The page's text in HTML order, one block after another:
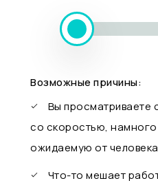
Возможные причины:
Вы просматриваете
со скоростью,
ожидаемую от человека
Что-то мешает